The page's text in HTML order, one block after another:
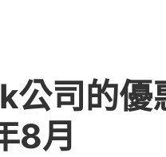
司的優
8月